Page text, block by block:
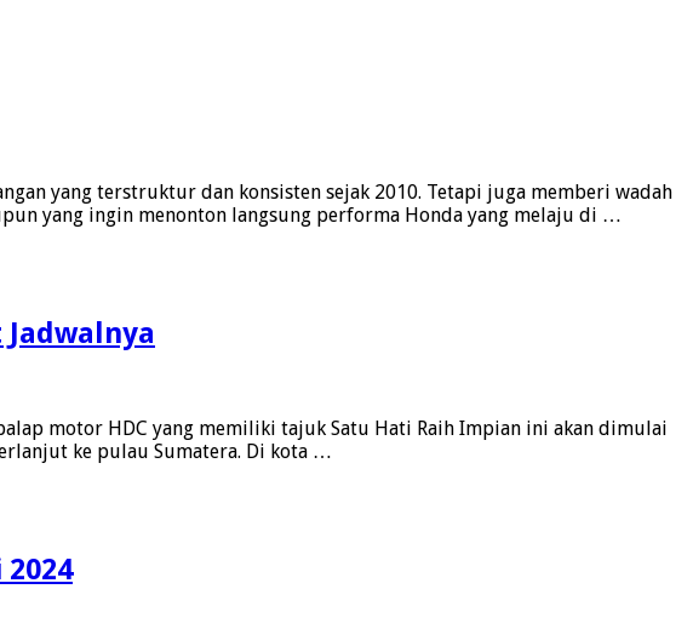
yang terstruktur dan konsisten sejak 2010. Tetapi juga memberi wadah
yang ingin menonton langsung performa Honda yang melaju di …
Jadwalnya
motor HDC yang memiliki tajuk Satu Hati Raih Impian ini akan dimulai
ke pulau Sumatera. Di kota …